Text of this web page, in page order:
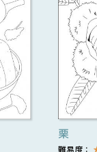
栗
難易度：